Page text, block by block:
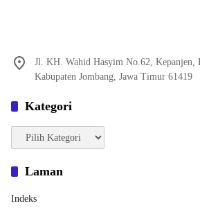
Jl. KH. Wahid Hasyim No.62, Kepanjen,
Kabupaten Jombang, Jawa Timur 61419
Kategori
Kategori
Laman
Indeks